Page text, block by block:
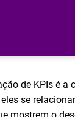
de KPIs é
se